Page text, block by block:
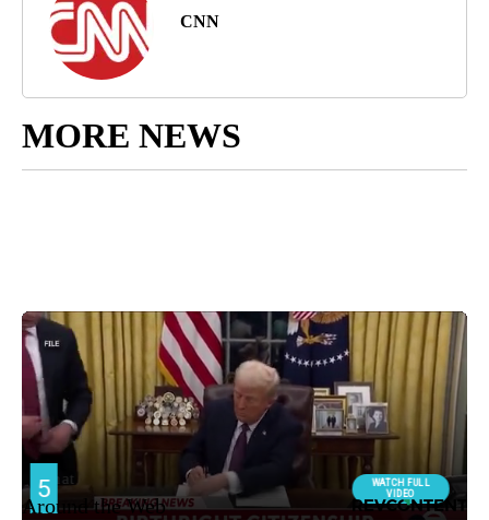
CNN
MORE NEWS
Around the Web